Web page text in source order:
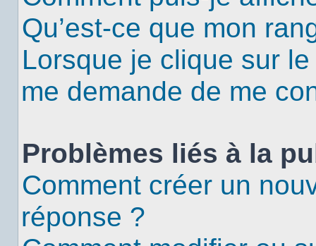
Qu’est-ce que mon
Lorsque je clique sur
me demande de me
Problèmes liés à la
Comment créer un
réponse ?